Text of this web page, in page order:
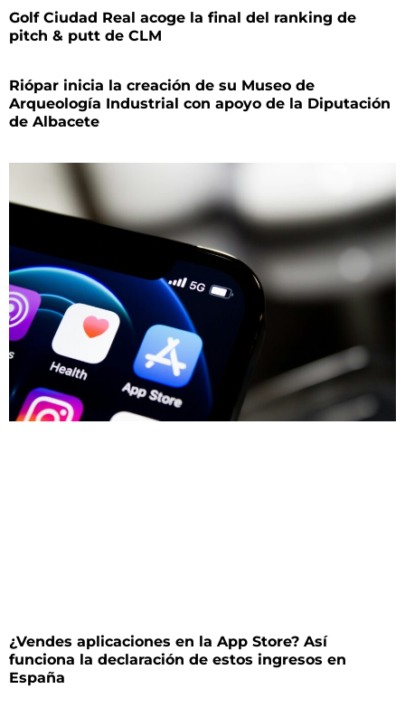
Golf Ciudad Real acoge la final del ranking de
pitch & putt de CLM
Riópar inicia la creación de su Museo de
Arqueología Industrial con apoyo de la Diputación
de Albacete
¿Vendes aplicaciones en la App Store? Así
funciona la declaración de estos ingresos en
España